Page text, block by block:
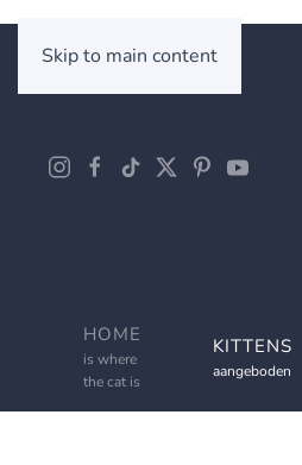
Skip to main content
HOME
is where
the cat is
KITTENS
aangeboden